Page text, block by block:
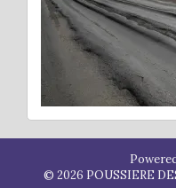
© 2026 POUSSIERE